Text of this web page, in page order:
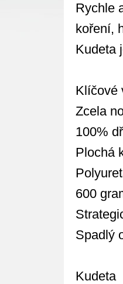
Rychle
koření,
Kudeta
Klíčové
Zcela
100%
Plochá
600
Spadlý
Kudeta